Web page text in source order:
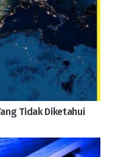
Tidak Diketahui